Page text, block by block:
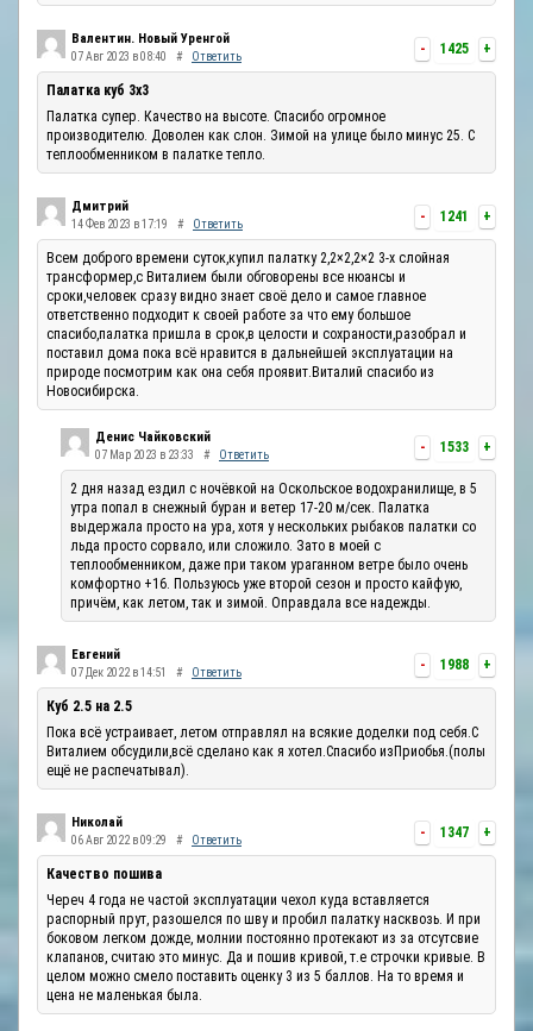
- 1425 +
Валентин. Новый Уренгой
07 Авг 2023 в 08:40 # Ответить
Палатка куб 3х3
Палатка супер. Качество на высоте. Спасибо огромное
производителю. Доволен как слон. Зимой на улице было минус 25. С
теплообменником в палатке тепло.
- 1241 +
Дмитрий
14 Фев 2023 в 17:19 # Ответить
Всем доброго времени суток,купил палатку 2,2×2,2×2 3-х слойная
трансформер,с Виталием были обговорены все нюансы и
сроки,человек сразу видно знает своё дело и самое главное
ответственно подходит к своей работе за что ему большое
спасибо,палатка пришла в срок,в целости и сохраности,разобрал и
поставил дома пока всё нравится в дальнейшей эксплуатации на
природе посмотрим как она себя проявит.Виталий спасибо из
Новосибирска.
- 1533 +
Денис Чайковский
07 Мар 2023 в 23:33 # Ответить
2 дня назад ездил с ночёвкой на Оскольское водохранилище, в 5
утра попал в снежный буран и ветер 17-20 м/сек. Палатка
выдержала просто на ура, хотя у нескольких рыбаков палатки со
льда просто сорвало, или сложило. Зато в моей с
теплообменником, даже при таком ураганном ветре было очень
комфортно +16. Пользуюсь уже второй сезон и просто кайфую,
причём, как летом, так и зимой. Оправдала все надежды.
- 1988 +
Евгений
07 Дек 2022 в 14:51 # Ответить
Куб 2.5 на 2.5
Пока всё устраивает, летом отправлял на всякие доделки под себя.С
Виталием обсудили,всё сделано как я хотел.Спасибо изПриобья.(полы
ещё не распечатывал).
- 1347 +
Николай
06 Авг 2022 в 09:29 # Ответить
Качество пошива
Череч 4 года не частой эксплуатации чехол куда вставляется
распорный прут, разошелся по шву и пробил палатку насквозь. И при
боковом легком дожде, молнии постоянно протекают из за отсутсвие
клапанов, считаю это минус. Да и пошив кривой, т.е строчки кривые. В
целом можно смело поставить оценку 3 из 5 баллов. На то время и
цена не маленькая была.